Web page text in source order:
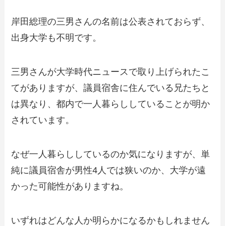
岸田総理の三男さんの名前は公表されておらず、
出身大学も不明です。
三男さんが大学時代ニュースで取り上げられたこ
てがありますが、議員宿舎に住んでいる兄たちと
は異なり、都内で一人暮らししていることが明か
されています。
なぜ一人暮らししているのか気になりますが、単
純に議員宿舎が男性4人では狭いのか、大学が遠
かった可能性がありますね。
いずれはどんな人か明らかになるかもしれません